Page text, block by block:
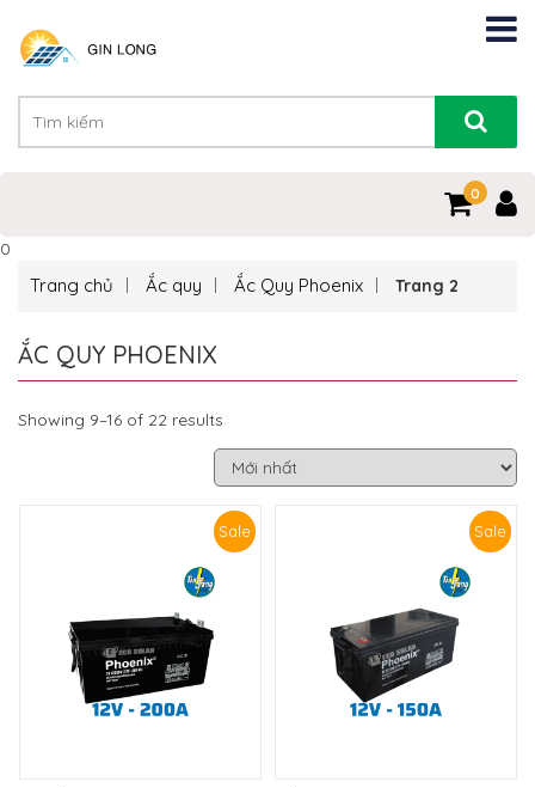
0
0
Trang chủ Ắc quy Ắc Quy Phoenix Trang 2
ẮC QUY PHOENIX
Showing 9–16 of 22 results
Sale Sale